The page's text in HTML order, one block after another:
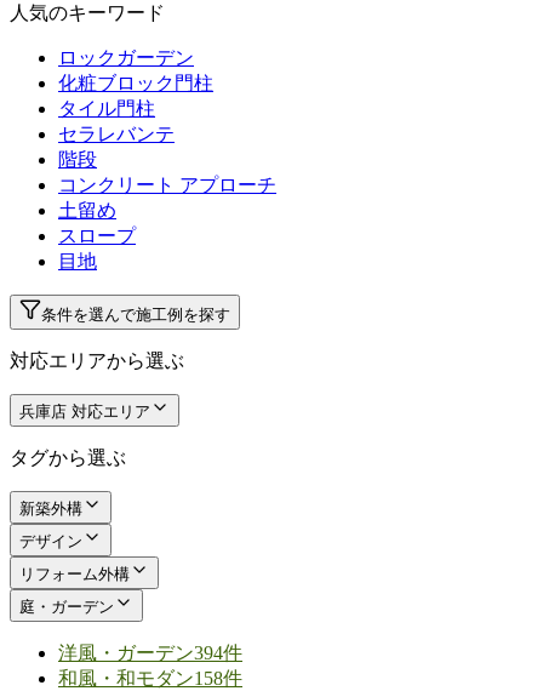
人気のキーワード
ロックガーデン
化粧ブロック門柱
タイル門柱
セラレバンテ
階段
コンクリート アプローチ
土留め
スロープ
目地
条件を選んで施工例を探す
対応エリアから選ぶ
兵庫店 対応エリア
タグから選ぶ
新築外構
デザイン
リフォーム外構
庭・ガーデン
洋風・ガーデン394件
和風・和モダン158件